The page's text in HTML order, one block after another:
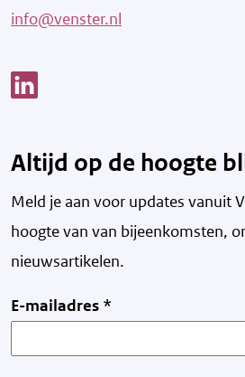
info@venster.nl
Altijd op de hoogte
Meld je aan voor updates vanuit
hoogte van van bijeenkomsten,
nieuwsartikelen.
E-mailadres *